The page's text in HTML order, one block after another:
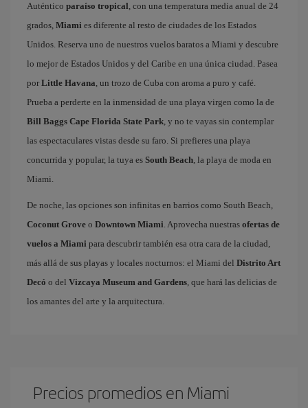
Auténtico paraíso tropical, con una temperatura media anual de 24
grados, Miami es diferente al resto de ciudades de los Estados
Unidos. Reserva uno de nuestros vuelos baratos a Miami y descubre
lo mejor de Estados Unidos y del Caribe en una única ciudad. Pasea
por Little Havana, un trozo de Cuba con aroma a puro y café.
Prueba a perderte en la inmensidad de una playa virgen como la de
Bill Baggs Cape Florida State Park, y no te vayas sin contemplar
las espectaculares vistas desde su faro. Si prefieres una playa
concurrida y popular, la tuya es South Beach, la playa de moda en
Miami.
De noche, las opciones son infinitas en barrios como South Beach,
Coconut Grove o Downtown Miami. Aprovecha nuestras ofertas de
vuelos a Miami para descubrir también esa otra cara de la ciudad,
más allá de sus playas y locales nocturnos: el Miami del Distrito Art
Decó o del Vizcaya Museum and Gardens, que hará las delicias de
los amantes del arte y la arquitectura.
Precios promedios en Miami